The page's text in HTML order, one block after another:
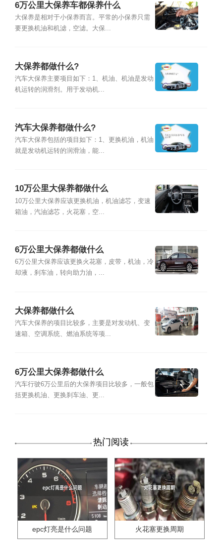
6万公里大保养车都保养什么
大保养是相对于小保养而言。平常的小保养只需
要更换机油和机滤，空滤。大保...
大保养都做什么?
汽车大保养主要项目如下：1、机油、机油是发动
机运转的润滑剂。用于发动机...
汽车大保养都做什么?
汽车大保养包括的项目如下：1、更换机油，机油
就是发动机运转的润滑油，能...
10万公里大保养都做什么
10万公里大保养应该更换机油，机油滤芯，变速
箱油，汽油滤芯，火花塞，空...
6万公里大保养都做什么
6万公里大保养应该更换火花塞，皮带，机油，冷
却液，刹车油，转向助力油，...
大保养都做什么
汽车大保养的项目比较多，主要是对发动机、变
速箱、空调系统、燃油系统等项...
6万公里大保养都做什么
汽车行驶6万公里后的大保养项目比较多，一般包
括更换机油、更换刹车油、更...
热门阅读
epc灯亮是什么问题 火花塞更换周期